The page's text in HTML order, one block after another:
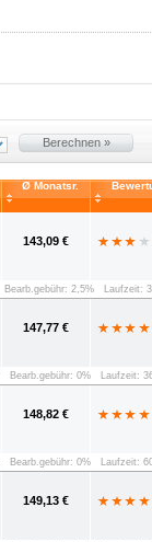
Berechnen »
Ø Monatsr.
143,09 €
Bearb.gebühr: 2,5% Laufzeit:
147,77 €
Bearb.gebühr: 0% Laufzeit:
148,82 €
Bearb.gebühr: 0% Laufzeit:
149,13 €